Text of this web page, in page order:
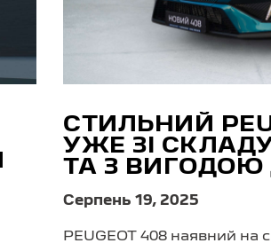
СТИЛЬНИЙ
УЖЕ ЗІ СКЛАДУ
ТА З ВИГОДОЮ
Серпень 19, 2025
PEUGEOT 408 наявний на